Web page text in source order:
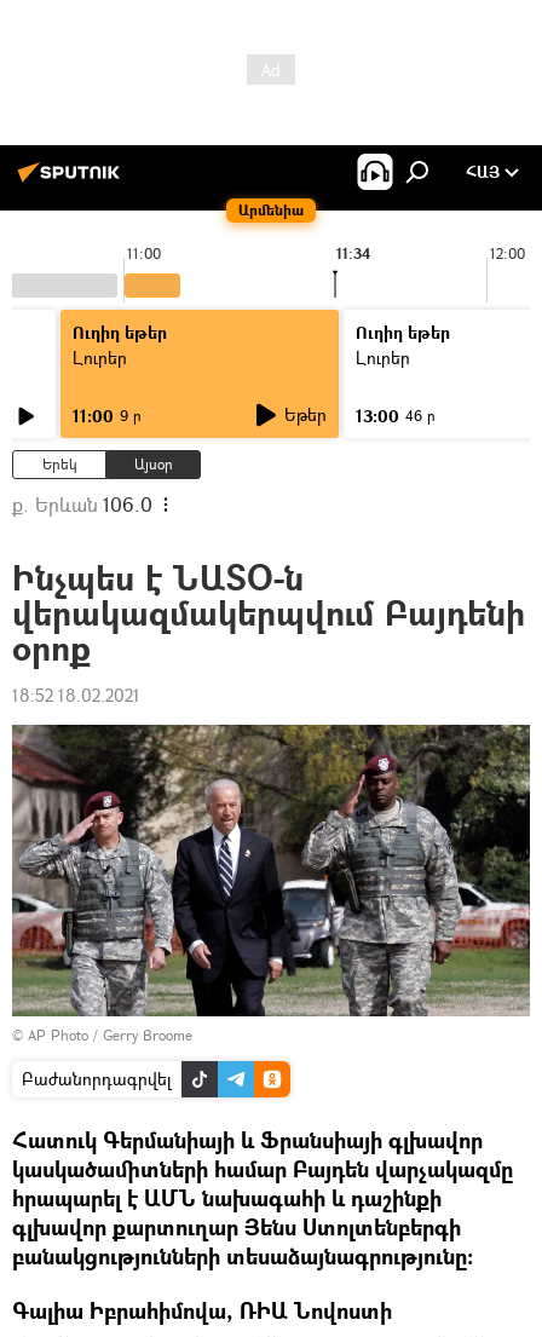
Արմենիա
ՀԱՅ
11:00 12:00
11:34
Ուղիղ եթեր
Լուրեր
11:00 9 ր Եթեր
Ուղիղ եթեր
Լուրեր
13:00 46 ր
Երեկ Այսօր
ք. Երևան 106.0
Ինչպես է ՆԱՏՕ-ն
վերակազմակերպվում Բայդենի
օրոք
18:52 18.02.2021
© AP Photo / Gerry Broome
Բաժանորդագրվել
Հատուկ Գերմանիայի և Ֆրանսիայի գլխավոր
կասկածամիտների համար Բայդեն վարչակազմը
հրապարել է ԱՄՆ նախագահի և դաշինքի
գլխավոր քարտուղար Յենս Ստոլտենբերգի
բանակցությունների տեսաձայնագրությունը։
Գալիա Իբրահիմովա, ՌԻԱ Նովոստի